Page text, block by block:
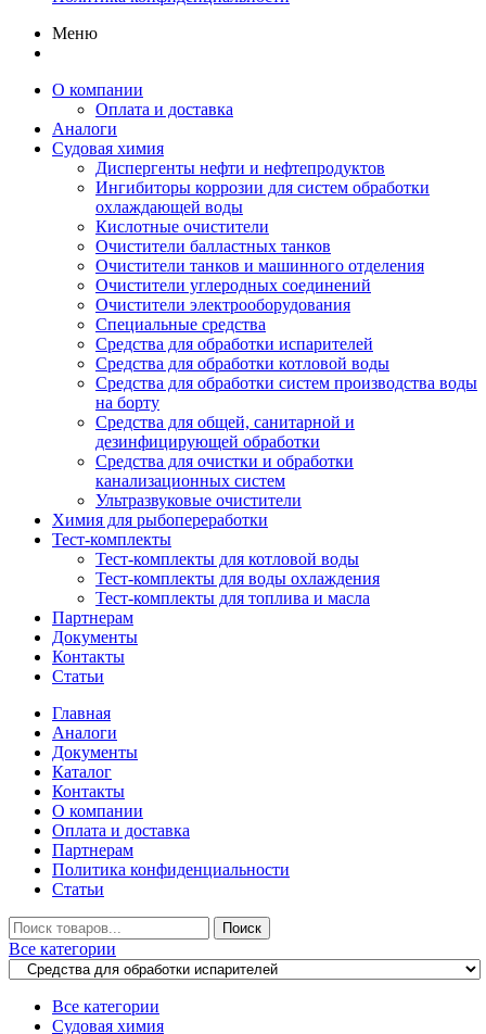
Меню
О компании
Оплата и доставка
Аналоги
Судовая химия
Диспергенты нефти и нефтепродуктов
Ингибиторы коррозии для систем обработки
охлаждающей воды
Кислотные очистители
Очистители балластных танков
Очистители танков и машинного отделения
Очистители углеродных соединений
Очистители электрооборудования
Специальные средства
Средства для обработки испарителей
Средства для обработки котловой воды
Средства для обработки систем производства воды
на борту
Средства для общей, санитарной и
дезинфицирующей обработки
Средства для очистки и обработки
канализационных систем
Ультразвуковые очистители
Химия для рыбопереработки
Тест-комплекты
Тест-комплекты для котловой воды
Тест-комплекты для воды охлаждения
Тест-комплекты для топлива и масла
Партнерам
Документы
Контакты
Статьи
Главная
Аналоги
Документы
Каталог
Контакты
О компании
Оплата и доставка
Партнерам
Политика конфиденциальности
Статьи
Искать
Поиск
Все категории
Все категории
Судовая химия